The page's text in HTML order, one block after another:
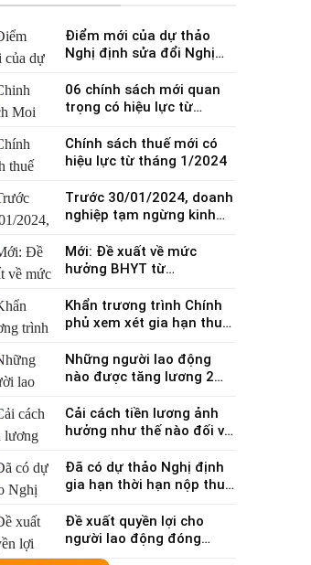
Điểm mới của dự thảo
Nghị định sửa đổi Nghị
đơn, chứng từ
06 chính sách mới quan
trọng có hiệu lực từ
Chính sách thuế mới có
hiệu lực từ tháng 1/2024
Trước 30/01/2024, doanh
nghiệp tạm ngừng kinh
phí môn bài
Mới: Đề xuất về mức
hưởng BHYT từ
Khẩn trương trình Chính
phủ xem xét gia hạn thuế
30/4/2024
Những người lao động
nào được tăng lương 2
Cải cách tiền lương ảnh
hưởng như thế nào đối với
Đã có dự thảo Nghị định
gia hạn thời hạn nộp thuế
năm 2024
Đề xuất quyền lợi cho
người lao động đóng
BHTN trên 12 năm